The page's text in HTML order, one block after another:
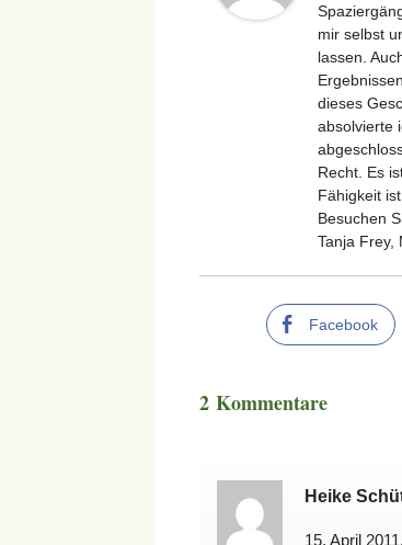
mir selbst
lassen.
dieses
absolvierte
Recht. Es
Fähigkeit
Besuchen
Tanja Frey,
Facebook
2 Kommentare
Heike
15. April